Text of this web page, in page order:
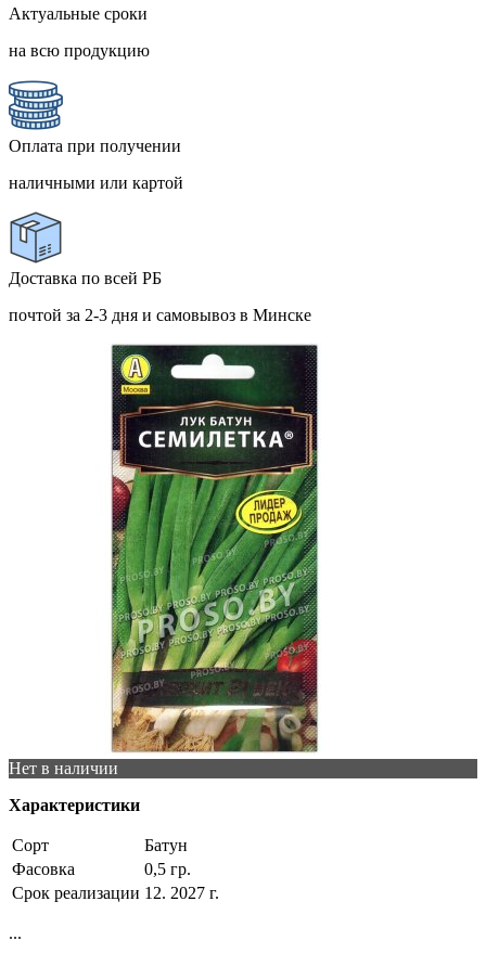
Актуальные сроки
на всю продукцию
Оплата при получении
наличными или картой
Доставка по всей РБ
почтой за 2-3 дня и самовывоз в Минске
Нет в наличии
Характеристики
Сорт
Батун
Фасовка
0,5 гр.
Срок реализации 12. 2027 г.
...